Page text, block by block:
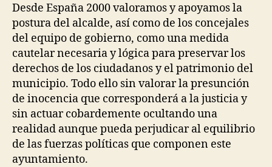
Desde España 2000 valoramos y apoyamos la
postura del alcalde, así como de los concejales
del equipo de gobierno, como una medida
cautelar necesaria y lógica para preservar los
derechos de los ciudadanos y el patrimonio del
municipio. Todo ello sin valorar la presunción
de inocencia que corresponderá a la justicia y
sin actuar cobardemente ocultando una
realidad aunque pueda perjudicar al equilibrio
de las fuerzas políticas que componen este
ayuntamiento.